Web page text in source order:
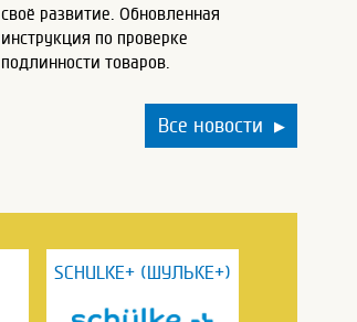
своё развитие. Обновленная
инструкция по проверке
подлинности товаров.
Все новости ▶
SCHULKE+ (ШУЛЬКЕ+)